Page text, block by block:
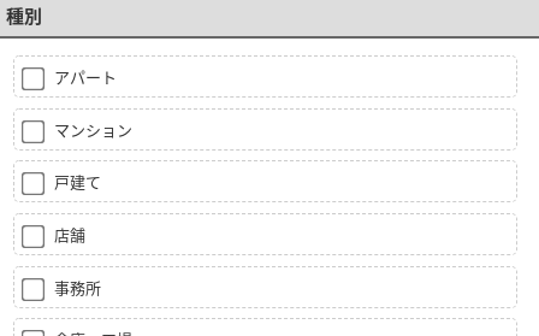
種別
アパート
マンション
戸建て
店舗
事務所